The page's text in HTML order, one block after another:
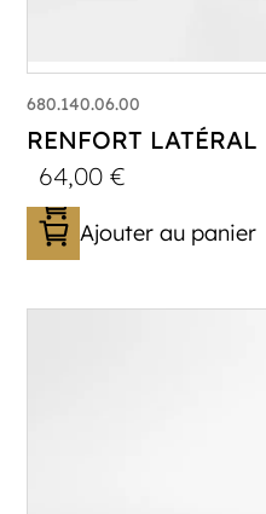
680.140.06.00
RENFORT
64,00€
Ajouter au panier